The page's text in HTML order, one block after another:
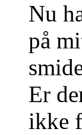
Nu
på
Er
ikke